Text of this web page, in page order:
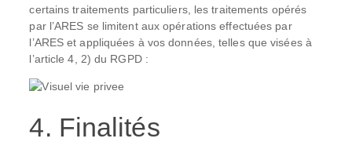
certains traitements particuliers, les traitements opérés
par l’ARES se limitent aux opérations effectuées par
l’ARES et appliquées à vos données, telles que visées à
l’article 4, 2) du RGPD :
4. Finalités